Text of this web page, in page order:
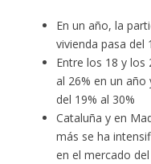
En un año, la
vivienda pasa del
Entre los 18 y los
al 26% en un
del 19% al 30%
Cataluña y en
más se ha
en el mercado